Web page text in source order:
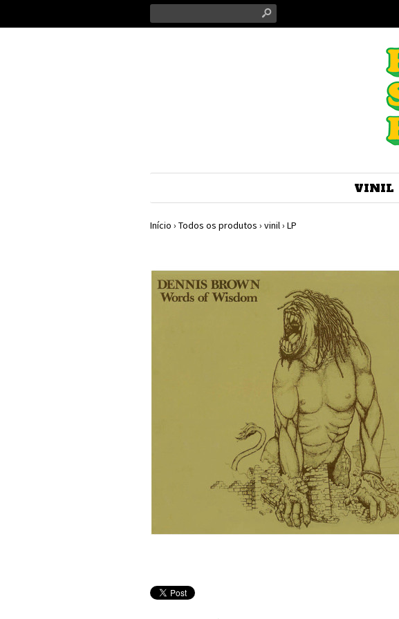
s
VINIL
Início › Todos os produtos › vinil› LP